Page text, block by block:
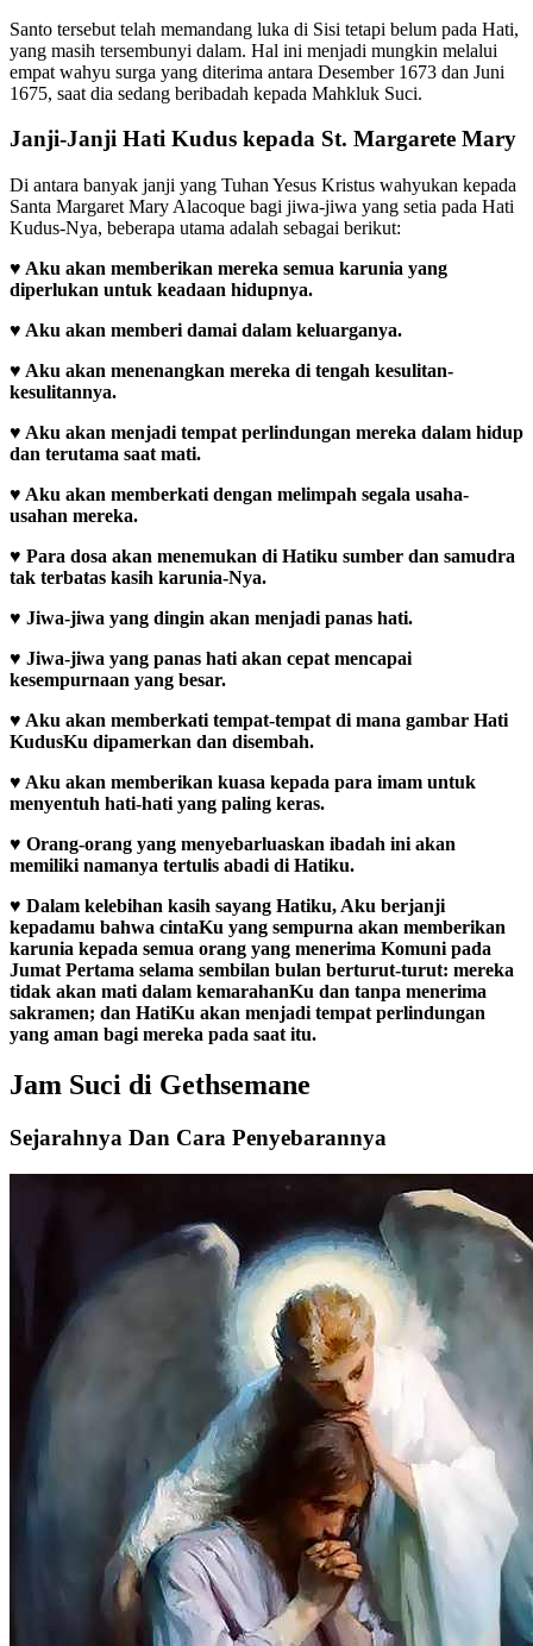
Santo tersebut telah memandang luka di Sisi tetapi belum pada Hati,
yang masih tersembunyi dalam. Hal ini menjadi mungkin melalui
empat wahyu surga yang diterima antara Desember 1673 dan Juni
1675, saat dia sedang beribadah kepada Mahkluk Suci.
Janji-Janji Hati Kudus kepada St. Margarete Mary
Di antara banyak janji yang Tuhan Yesus Kristus wahyukan kepada
Santa Margaret Mary Alacoque bagi jiwa-jiwa yang setia pada Hati
Kudus-Nya, beberapa utama adalah sebagai berikut:
♥ Aku akan memberikan mereka semua karunia yang
diperlukan untuk keadaan hidupnya.
♥ Aku akan memberi damai dalam keluarganya.
♥ Aku akan menenangkan mereka di tengah kesulitan-
kesulitannya.
♥ Aku akan menjadi tempat perlindungan mereka dalam hidup
dan terutama saat mati.
♥ Aku akan memberkati dengan melimpah segala usaha-
usahan mereka.
♥ Para dosa akan menemukan di Hatiku sumber dan samudra
tak terbatas kasih karunia-Nya.
♥ Jiwa-jiwa yang dingin akan menjadi panas hati.
♥ Jiwa-jiwa yang panas hati akan cepat mencapai
kesempurnaan yang besar.
♥ Aku akan memberkati tempat-tempat di mana gambar Hati
KudusKu dipamerkan dan disembah.
♥ Aku akan memberikan kuasa kepada para imam untuk
menyentuh hati-hati yang paling keras.
♥ Orang-orang yang menyebarluaskan ibadah ini akan
memiliki namanya tertulis abadi di Hatiku.
♥ Dalam kelebihan kasih sayang Hatiku, Aku berjanji
kepadamu bahwa cintaKu yang sempurna akan memberikan
karunia kepada semua orang yang menerima Komuni pada
Jumat Pertama selama sembilan bulan berturut-turut: mereka
tidak akan mati dalam kemarahanKu dan tanpa menerima
sakramen; dan HatiKu akan menjadi tempat perlindungan
yang aman bagi mereka pada saat itu.
Jam Suci di Gethsemane
Sejarahnya Dan Cara Penyebarannya